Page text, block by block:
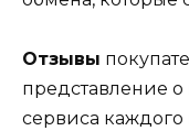
Отзывы
представление
сервиса каждого